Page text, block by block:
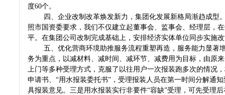
度60个。
四、企业改制改革焕发新力，集团化发展新格局渐趋成型
照市国资委要求，我们不仅建立起董事会、监事会、经理层，
平。在集团公司改制完成基础上，安排经济实体单位同步实施
五、优化营商环境助推服务流程重塑再造，服务能力显著
务为重点，以减材料、减时间、减环节、减费用为目标，由原
上门等多种受理方式，克服了以往用户一次报装跑多次的情况
申请书、“用水报装委托书”，受理报装人员在第一时间分解通
具报装意见。三是用水报装实行非要件“容缺”受理，可先受理